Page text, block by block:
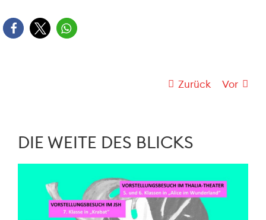
Zurück Vor
DIE WEITE DES BLICKS